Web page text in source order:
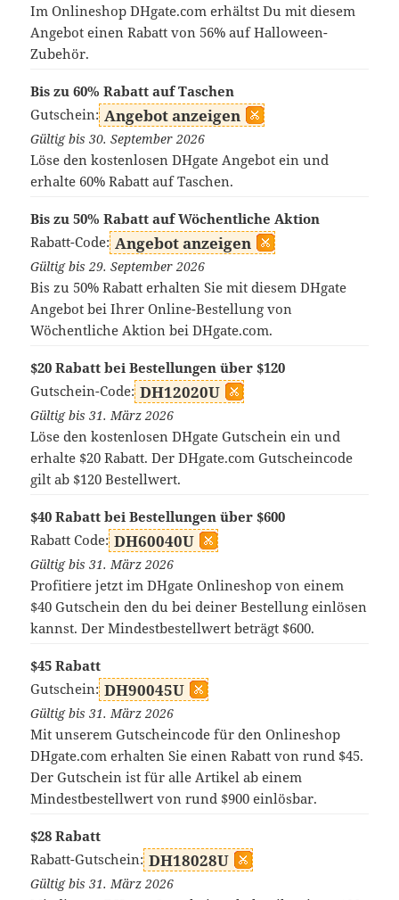
Im Onlineshop DHgate.com erhältst Du mit diesem
Angebot einen Rabatt von 56% auf Halloween-
Zubehör.
Bis zu 60% Rabatt auf Taschen
Gutschein: Angebot anzeigen
Gültig bis 30. September 2026
Löse den kostenlosen DHgate Angebot ein und
erhalte 60% Rabatt auf Taschen.
Bis zu 50% Rabatt auf Wöchentliche Aktion
Rabatt-Code: Angebot anzeigen
Gültig bis 29. September 2026
Bis zu 50% Rabatt erhalten Sie mit diesem DHgate
Angebot bei Ihrer Online-Bestellung von
Wöchentliche Aktion bei DHgate.com.
$20 Rabatt bei Bestellungen über $120
Gutschein-Code: DH12020U
Gültig bis 31. März 2026
Löse den kostenlosen DHgate Gutschein ein und
erhalte $20 Rabatt. Der DHgate.com Gutscheincode
gilt ab $120 Bestellwert.
$40 Rabatt bei Bestellungen über $600
Rabatt Code: DH60040U
Gültig bis 31. März 2026
Profitiere jetzt im DHgate Onlineshop von einem
$40 Gutschein den du bei deiner Bestellung einlösen
kannst. Der Mindestbestellwert beträgt $600.
$45 Rabatt
Gutschein: DH90045U
Gültig bis 31. März 2026
Mit unserem Gutscheincode für den Onlineshop
DHgate.com erhalten Sie einen Rabatt von rund $45.
Der Gutschein ist für alle Artikel ab einem
Mindestbestellwert von rund $900 einlösbar.
$28 Rabatt
Rabatt-Gutschein: DH18028U
Gültig bis 31. März 2026